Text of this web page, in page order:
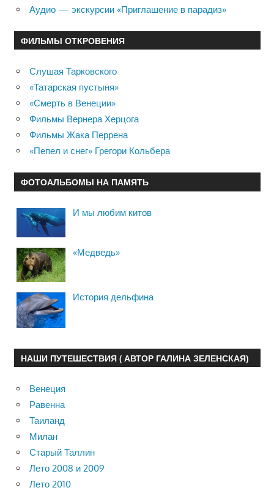
Аудио — экскурсии «Приглашение в парадиз»
ФИЛЬМЫ ОТКРОВЕНИЯ
Слушая Тарковского
«Татарская пустыня»
«Смерть в Венеции»
Фильмы Вернера Херцога
Фильмы Жака Перрена
«Пепел и снег» Грегори Кольбера
ФОТОАЛЬБОМЫ НА ПАМЯТЬ
И мы любим китов
«Медведь»
История дельфина
НАШИ ПУТЕШЕСТВИЯ ( АВТОР ГАЛИНА ЗЕЛЕНСКАЯ)
Венеция
Равенна
Таиланд
Милан
Старый Таллин
Лето 2008 и 2009
Лето 2010